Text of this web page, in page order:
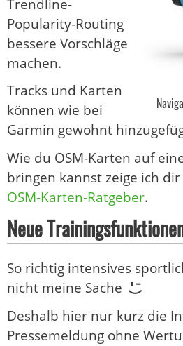
Trendline-
Popularity-Routing
bessere Vorschläge
machen.
Tracks und Karten
können wie bei
Garmin gewohnt
Wie du OSM-Karten auf
bringen kannst zeige ich
OSM-Karten-Ratgeber.
Neue
So richtig intensives
nicht meine Sache
Deshalb hier nur kurz die
Pressemeldung ohne